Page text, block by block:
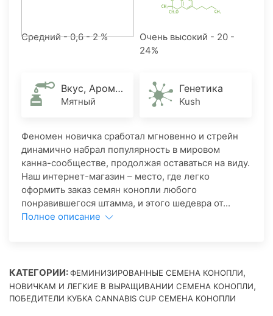
Средний - 0,6 - 2 %
Очень высокий - 20 -
24%
Вкус, Аромат
Мятный
Генетика
Kush
Феномен новичка сработал мгновенно и стрейн
динамично набрал популярность в мировом
канна-сообществе, продолжая оставаться на виду.
Наш интернет-магазин – место, где легко
оформить заказ семян конопли любого
понравившегося штамма, и этого шедевра от...
Полное описание
КАТЕГОРИИ:ФЕМИНИЗИРОВАННЫЕ СЕМЕНА КОНОПЛИ,
НОВИЧКАМ И ЛЕГКИЕ В ВЫРАЩИВАНИИ СЕМЕНА КОНОПЛИ,
ПОБЕДИТЕЛИ КУБКА CANNABIS CUP СЕМЕНА КОНОПЛИ